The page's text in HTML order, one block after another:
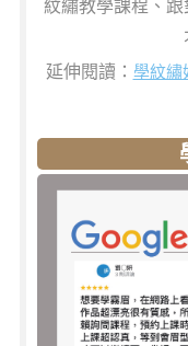
紋繡教學課程、
延伸閱讀： 學紋繡